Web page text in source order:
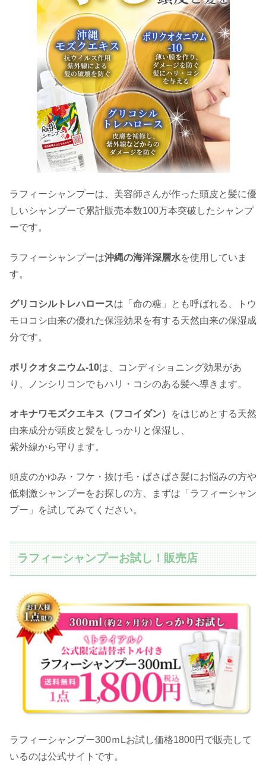
ラフィーシャンプーは、美容師さんが作った頭皮と髪に優
しいシャンプーで累計販売本数100万本突破したシャンプ
ーです。
ラフィーシャンプーは沖縄の海洋深層水を使用していま
す。
グリコシルトレハロースは「命の糖」とも呼ばれる、トウ
モロコシ由来の優れた保湿効果を有する天然由来の保湿成
分です。
ポリクオタニウム-10は、コンディショニング効果があ
り、ノンシリコンでもハリ・コシのある髪へ導きます。
オキナワモズクエキス（フコイダン）
をはじめとする天然
由来成分が頭皮と髪をしっかりと保湿し、
紫外線から守ります。
頭皮のかゆみ・フケ・抜け毛・ぱさぱさ髪にお悩みの方や
低刺激シャンプーをお探しの方、まずは「ラフィーシャン
プー」を試してみてください。
ラフィーシャンプーお試し！販売店
ラフィーシャンプー300ｍLお試し価格1800円で販売して
いるのは公式サイトです。